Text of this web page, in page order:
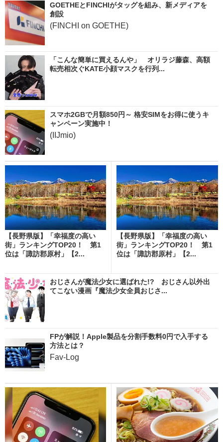
GOETHEとFINCHIがタッグを組み、新メディアを
創設
(FINCHI on GOETHE)
「こんな簡単に買えるんや」 オリラジ藤森、高額
転売相次ぐKATE小顔マスクを行列...
スマホ2GBで月額850円～ 格安SIMをお得に使うキ
ャンペーン実施中！
(IIJmio)
【長野県版】「幸福度の高い
街」ランキングTOP20！ 第1
位は「諏訪郡原村」【2...
【長野県版】「幸福度の高い
街」ランキングTOP20！ 第1
位は「諏訪郡原村」【2...
おじさんが魔法少女に選ばれた!? おじさん以外出
てこない漫画『魔法少女全員おじさ...
FPが解説！Apple製品を分割手数料0円で入手する
方法とは？
Fav-Log